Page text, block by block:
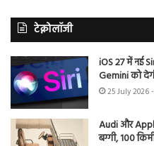
टेक्नोलॉजी
iOS 27 में नई
Gemini को
25 July 2026
Audi और
बग्गी, 100